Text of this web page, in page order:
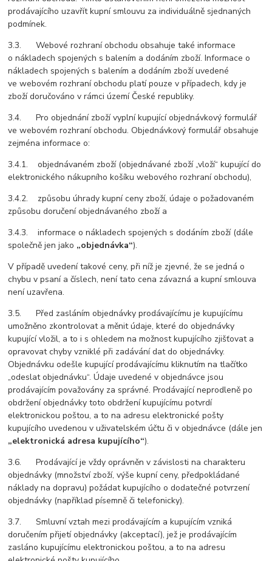
prodávajícího uzavřít kupní smlouvu za individuálně sjednaných
podmínek.
3.3. Webové rozhraní obchodu obsahuje také informace
o nákladech spojených s balením a dodáním zboží. Informace o
nákladech spojených s balením a dodáním zboží uvedené
ve webovém rozhraní obchodu platí pouze v případech, kdy je
zboží doručováno v rámci území České republiky.
3.4. Pro objednání zboží vyplní kupující objednávkový formulář
ve webovém rozhraní obchodu. Objednávkový formulář obsahuje
zejména informace o:
3.4.1. objednávaném zboží (objednávané zboží „vloží“ kupující do
elektronického nákupního košíku webového rozhraní obchodu),
3.4.2. způsobu úhrady kupní ceny zboží, údaje o požadovaném
způsobu doručení objednávaného zboží a
3.4.3. informace o nákladech spojených s dodáním zboží (dále
společně jen jako „objednávka“).
V případě uvedení takové ceny, při níž je zjevné, že se jedná o
chybu v psaní a číslech, není tato cena závazná a kupní smlouva
není uzavřena.
3.5. Před zasláním objednávky prodávajícímu je kupujícímu
umožněno zkontrolovat a měnit údaje, které do objednávky
kupující vložil, a to i s ohledem na možnost kupujícího zjišťovat a
opravovat chyby vzniklé při zadávání dat do objednávky.
Objednávku odešle kupující prodávajícímu kliknutím na tlačítko
„odeslat objednávku“. Údaje uvedené v objednávce jsou
prodávajícím považovány za správné. Prodávající neprodleně po
obdržení objednávky toto obdržení kupujícímu potvrdí
elektronickou poštou, a to na adresu elektronické pošty
kupujícího uvedenou v uživatelském účtu či v objednávce (dále jen
„elektronická adresa kupujícího“).
3.6. Prodávající je vždy oprávněn v závislosti na charakteru
objednávky (množství zboží, výše kupní ceny, předpokládané
náklady na dopravu) požádat kupujícího o dodatečné potvrzení
objednávky (například písemně či telefonicky).
3.7. Smluvní vztah mezi prodávajícím a kupujícím vzniká
doručením přijetí objednávky (akceptací), jež je prodávajícím
zasláno kupujícímu elektronickou poštou, a to na adresu